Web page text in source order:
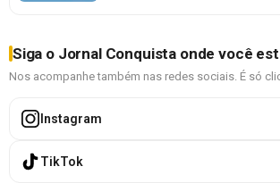
Siga o Jornal Conquista onde você
Nos acompanhe também nas redes sociais. É só
Instagram
TikTok